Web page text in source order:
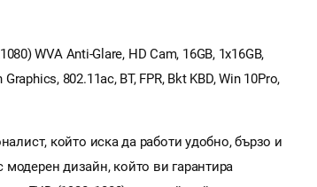
WVA Anti-Glare, HD Cam, 16GB, 1x16GB,
802.11ac, BT, FPR, Bkt KBD, Win 10Pro,
който иска да работи удобно, бързо и
дизайн, който ви гарантира